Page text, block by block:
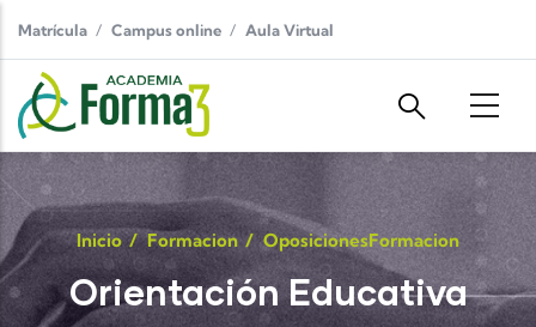
Matrícula Campus online Aula Virtual
Inicio/ Formacion / OposicionesFormacion
Orientación Educativa